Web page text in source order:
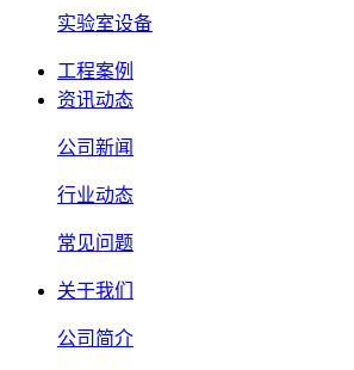
实验室设备
工程案例
资讯动态
公司新闻
行业动态
常见问题
关于我们
公司简介